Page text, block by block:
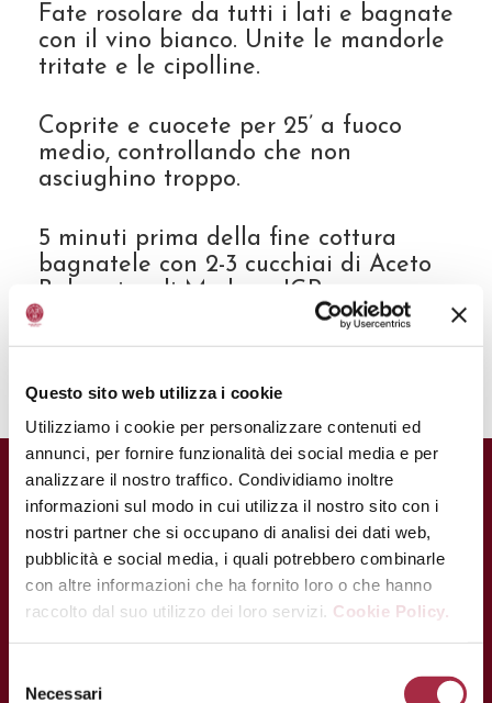
Questo sito web utilizza i cookie
Utilizziamo i cookie per personalizzare contenuti ed
annunci, per fornire funzionalità dei social media e per
analizzare il nostro traffico. Condividiamo inoltre
informazioni sul modo in cui utilizza il nostro sito con i
nostri partner che si occupano di analisi dei dati web,
pubblicità e social media, i quali potrebbero combinarle
con altre informazioni che ha fornito loro o che hanno
raccolto dal suo utilizzo dei loro servizi. Cookie Policy.
Necessari
Fate rosolare da tutti i lati e bagnate
con il vino bianco. Unite le mandorle
tritate e le cipolline.
Coprite e cuocete per 25’ a fuoco
medio, controllando che non
asciughino troppo.
5 minuti prima della fine cottura
bagnatele con 2-3 cucchiai di Aceto
Balsamico di Modena IGP
Invecchiato e cospargete con il
coriandolo tritato.
CONTATTI
Via Ganaceto, 113 – 41121 Modena
Tel.: +39 059 208621